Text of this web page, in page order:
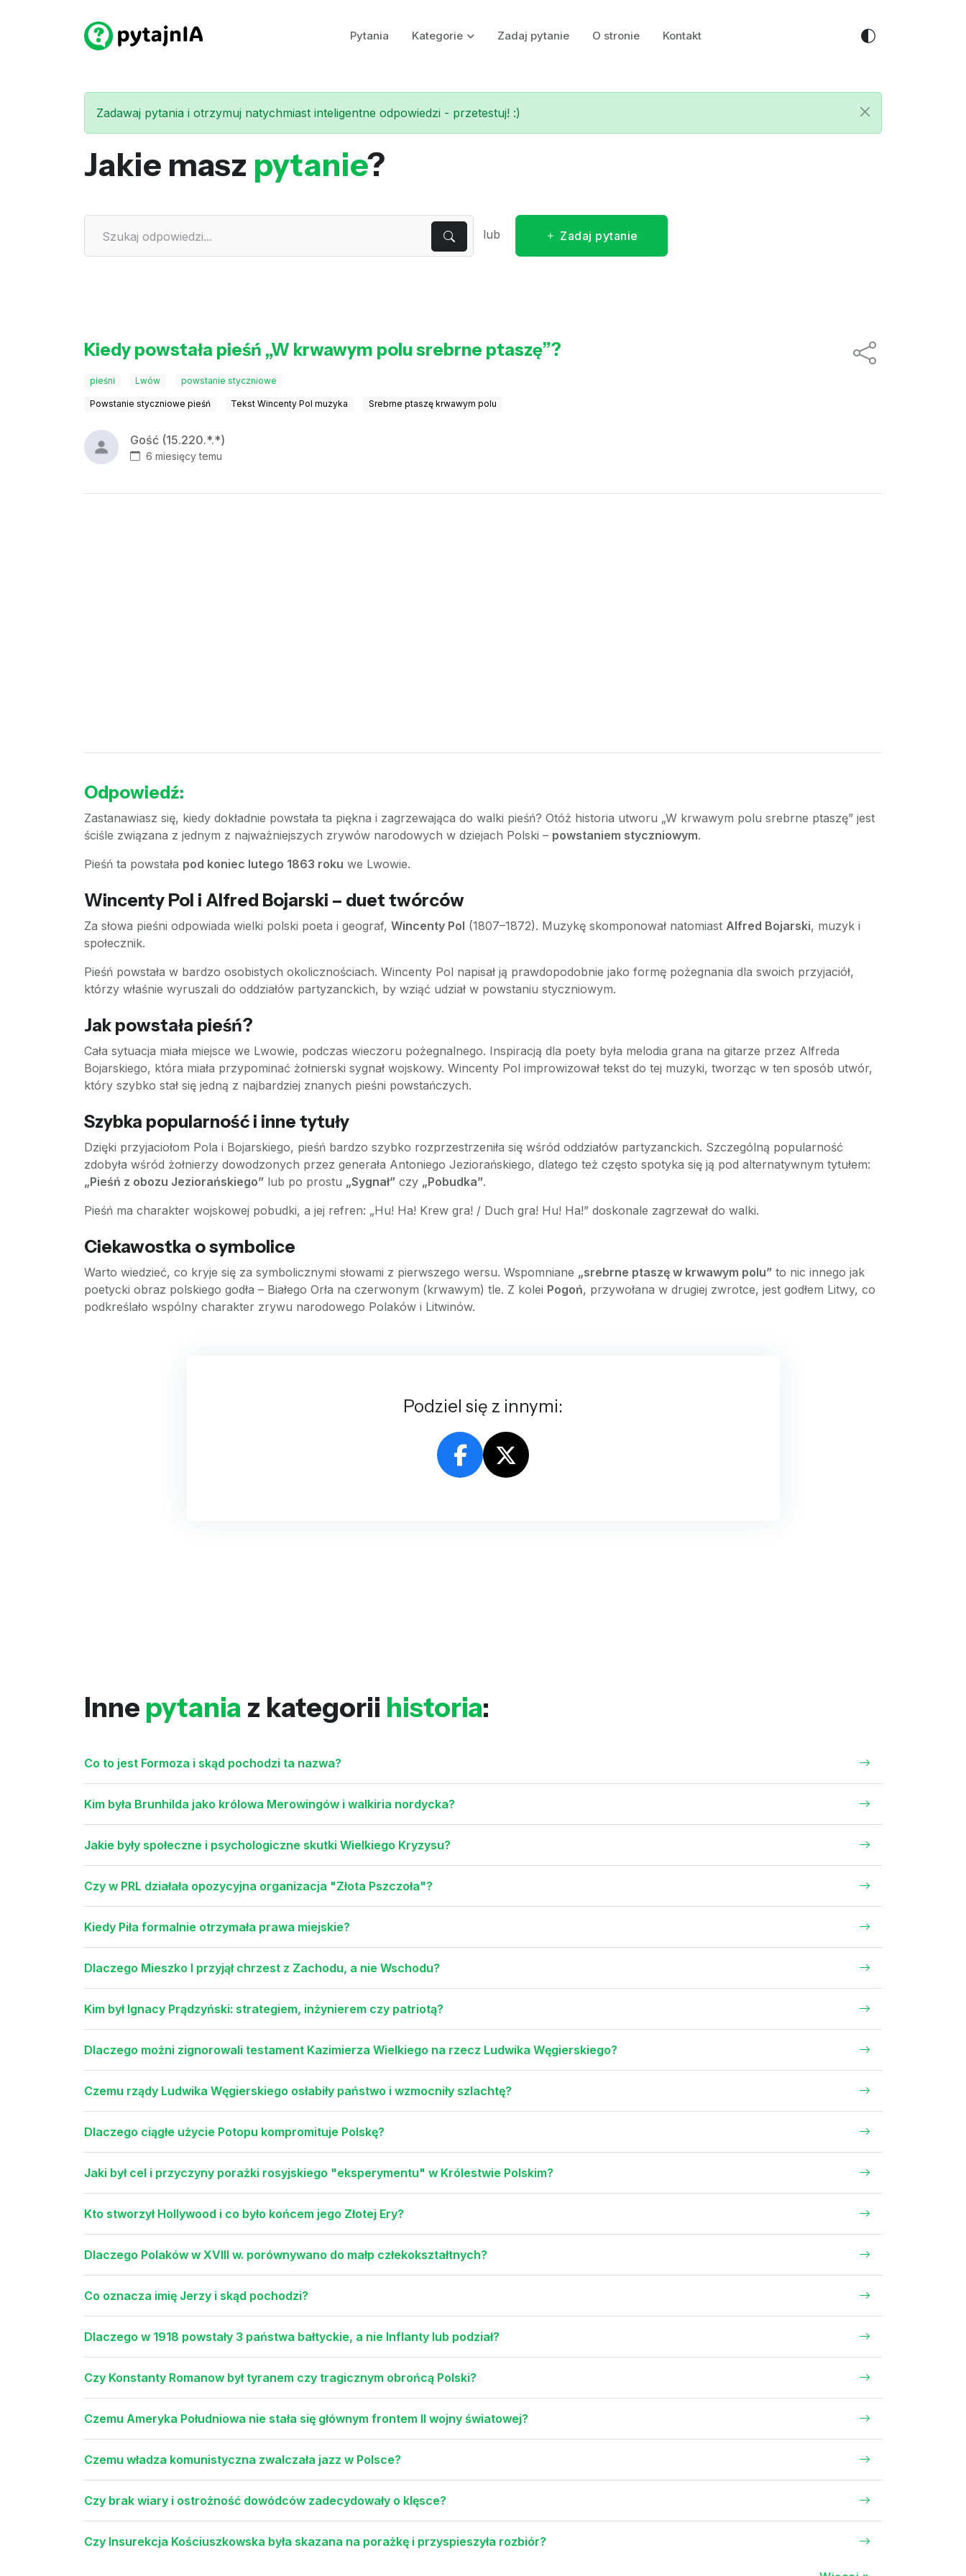
Pytania Kategorie Zadaj pytanie O stronie Kontakt
Zadawaj pytania i otrzymuj natychmiast inteligentne odpowiedzi - przetestuj! :)
Jakie masz pytanie?
lub Zadaj pytanie
Kiedy powstała pieśń „W krwawym polu srebrne ptaszę”?
pieśni Lwów powstanie styczniowe
Powstanie styczniowe pieśń Tekst Wincenty Pol muzyka Srebrne ptaszę krwawym polu
Gość (15.220.*.*)
6 miesięcy temu
Odpowiedź:
Zastanawiasz się, kiedy dokładnie powstała ta piękna i zagrzewająca do walki pieśń? Otóż historia utworu „W krwawym polu srebrne ptaszę” jest
ściśle związana z jednym z najważniejszych zrywów narodowych w dziejach Polski – powstaniem styczniowym.
Pieśń ta powstała pod koniec lutego 1863 roku we Lwowie.
Wincenty Pol i Alfred Bojarski – duet twórców
Za słowa pieśni odpowiada wielki polski poeta i geograf, Wincenty Pol (1807–1872). Muzykę skomponował natomiast Alfred Bojarski, muzyk i
społecznik.
Pieśń powstała w bardzo osobistych okolicznościach. Wincenty Pol napisał ją prawdopodobnie jako formę pożegnania dla swoich przyjaciół,
którzy właśnie wyruszali do oddziałów partyzanckich, by wziąć udział w powstaniu styczniowym.
Jak powstała pieśń?
Cała sytuacja miała miejsce we Lwowie, podczas wieczoru pożegnalnego. Inspiracją dla poety była melodia grana na gitarze przez Alfreda
Bojarskiego, która miała przypominać żołnierski sygnał wojskowy. Wincenty Pol improwizował tekst do tej muzyki, tworząc w ten sposób utwór,
który szybko stał się jedną z najbardziej znanych pieśni powstańczych.
Szybka popularność i inne tytuły
Dzięki przyjaciołom Pola i Bojarskiego, pieśń bardzo szybko rozprzestrzeniła się wśród oddziałów partyzanckich. Szczególną popularność
zdobyła wśród żołnierzy dowodzonych przez generała Antoniego Jeziorańskiego, dlatego też często spotyka się ją pod alternatywnym tytułem:
„Pieśń z obozu Jeziorańskiego” lub po prostu „Sygnał” czy „Pobudka”.
Pieśń ma charakter wojskowej pobudki, a jej refren: „Hu! Ha! Krew gra! / Duch gra! Hu! Ha!” doskonale zagrzewał do walki.
Ciekawostka o symbolice
Warto wiedzieć, co kryje się za symbolicznymi słowami z pierwszego wersu. Wspomniane „srebrne ptaszę w krwawym polu” to nic innego jak
poetycki obraz polskiego godła – Białego Orła na czerwonym (krwawym) tle. Z kolei Pogoń, przywołana w drugiej zwrotce, jest godłem Litwy, co
podkreślało wspólny charakter zrywu narodowego Polaków i Litwinów.
Podziel się z innymi:
Inne pytania z kategorii historia:
Co to jest Formoza i skąd pochodzi ta nazwa?
Kim była Brunhilda jako królowa Merowingów i walkiria nordycka?
Jakie były społeczne i psychologiczne skutki Wielkiego Kryzysu?
Czy w PRL działała opozycyjna organizacja "Złota Pszczoła"?
Kiedy Piła formalnie otrzymała prawa miejskie?
Dlaczego Mieszko I przyjął chrzest z Zachodu, a nie Wschodu?
Kim był Ignacy Prądzyński: strategiem, inżynierem czy patriotą?
Dlaczego możni zignorowali testament Kazimierza Wielkiego na rzecz Ludwika Węgierskiego?
Czemu rządy Ludwika Węgierskiego osłabiły państwo i wzmocniły szlachtę?
Dlaczego ciągłe użycie Potopu kompromituje Polskę?
Jaki był cel i przyczyny porażki rosyjskiego "eksperymentu" w Królestwie Polskim?
Kto stworzył Hollywood i co było końcem jego Złotej Ery?
Dlaczego Polaków w XVIII w. porównywano do małp człekokształtnych?
Co oznacza imię Jerzy i skąd pochodzi?
Dlaczego w 1918 powstały 3 państwa bałtyckie, a nie Inflanty lub podział?
Czy Konstanty Romanow był tyranem czy tragicznym obrońcą Polski?
Czemu Ameryka Południowa nie stała się głównym frontem II wojny światowej?
Czemu władza komunistyczna zwalczała jazz w Polsce?
Czy brak wiary i ostrożność dowódców zadecydowały o klęsce?
Czy Insurekcja Kościuszkowska była skazana na porażkę i przyspieszyła rozbiór?